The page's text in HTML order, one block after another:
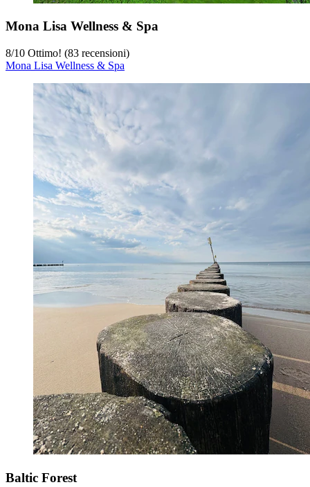
Mona Lisa Wellness & Spa
8/10 Ottimo! (83 recensioni)
Mona Lisa Wellness & Spa
Baltic Forest